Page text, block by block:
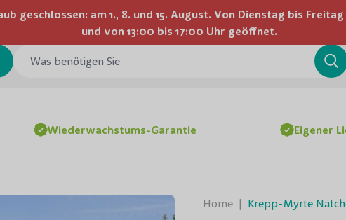
geschlossen: am 1., 8. und 15. August. Von Dienstag bis
und von 13:00 bis 17:00 Uhr geöffnet.
Wir liefern in ganz Deutschland
Wiederwachstums-Garantie Eigener
Home | Krepp-Myrte